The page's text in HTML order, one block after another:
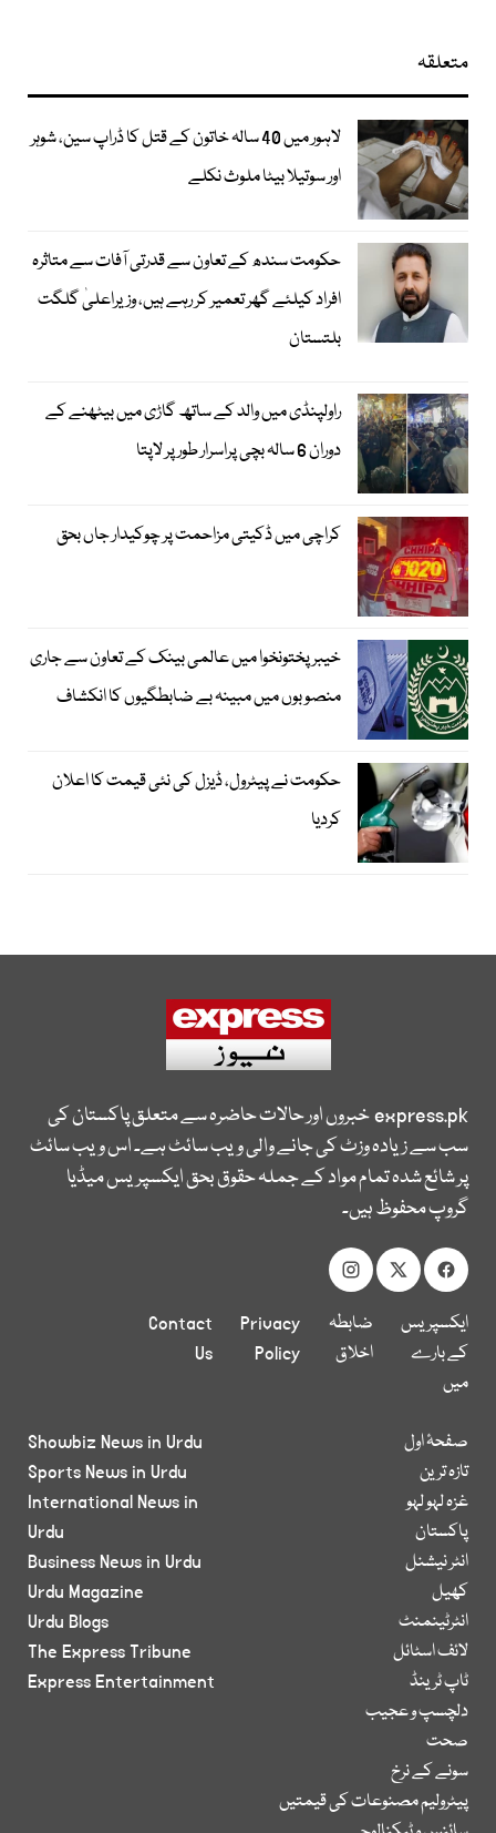
متعلقہ
لاہور میں 40 سالہ خاتون کے قتل کا ڈراپ سین، شوہر
اور سوتیلا بیٹا ملوث نکلے
حکومت سندھ کے تعاون سے قدرتی آفات سے متاثرہ
افراد کیلئے گھر تعمیر کر رہے ہیں، وزیراعلیٰ گلگت
بلتستان
راولپنڈی میں والد کے ساتھ گاڑی میں بیٹھنے کے
دوران 6 سالہ بچی پراسرار طور پر لاپتا
کراچی میں ڈکیتی مزاحمت پر چوکیدار جاں بحق
خیبرپختونخوا میں عالمی بینک کے تعاون سے جاری
منصوبوں میں مبینہ بے ضابطگیوں کا انکشاف
حکومت نے پیٹرول، ڈیزل کی نئی قیمت کا اعلان
کردیا
express.pkخبروں اور حالات حاضرہ سے متعلق پاکستان کی
سب سے زیادہ وزٹ کی جانے والی ویب سائٹ ہے۔ اس ویب سائٹ
پر شائع شدہ تمام مواد کے جملہ حقوق بحق ایکسپریس میڈیا
گروپ محفوظ ہیں۔
ایکسپریس
کے بارے
میں
ضابطہ
اخلاق
Privacy
Policy
Contact
Us
صفحۂ اول
تازہ ترین
غزہ لہو لہو
پاکستان
انٹر نیشنل
کھیل
انٹرٹینمنٹ
لائف اسٹائل
ٹاپ ٹرینڈ
دلچسپ و عجیب
صحت
سونے کے نرخ
پیٹرولیم مصنوعات کی قیمتیں
Showbiz News in Urdu
Sports News in Urdu
International News in
Urdu
Business News in Urdu
Urdu Magazine
Urdu Blogs
The Express Tribune
Express Entertainment